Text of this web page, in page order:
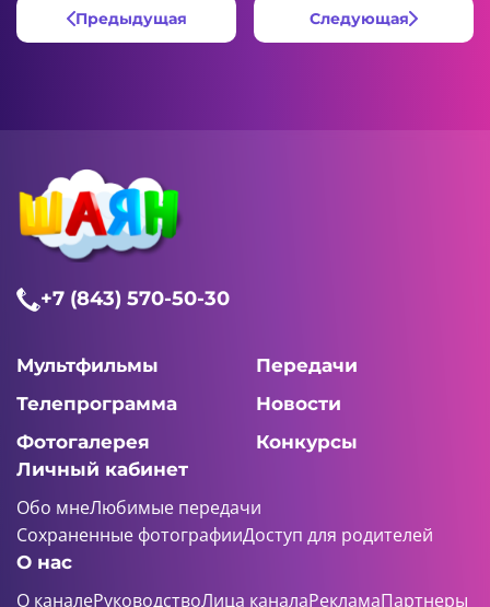
Предыдущая Следующая
+7 (843) 570-50-30
Мультфильмы
Передачи
Телепрограмма
Новости
Фотогалерея
Конкурсы
Личный кабинет
Обо мнеЛюбимые передачи
Сохраненные фотографииДоступ для родителей
О нас
О каналеРуководствоЛица каналаРекламаПартнеры